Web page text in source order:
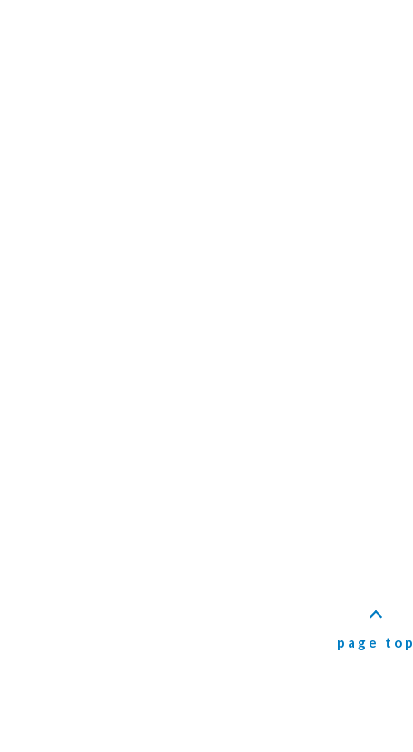
page top